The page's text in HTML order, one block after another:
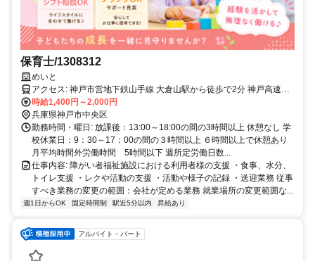
保育士/1308312
めいと
アクセス: 神戸市営地下鉄山手線 大倉山駅から徒歩で2分 神戸高速東
西線 西元町駅から徒歩で8分 神戸高速東西線 高速神戸駅から徒歩で
10分
時給1,400円～2,000円
兵庫県神戸市中央区
勤務時間・曜日: 放課後：13:00～18:00の間の3時間以上 休憩なし 学
校休業日：9：30～17：00の間の３時間以上 ６時間以上で休憩あり
月平均時間外労働時間 5時間以下 週所定労働日数...
仕事内容: 障がい者福祉施設における利用者様の支援 ・食事、水分、
トイレ支援 ・レクや活動の支援 ・活動や様子の記録 ・送迎業務 従事
すべき業務の変更の範囲：会社が定める業務 就業場所の変更範囲な...
週1日からOK 固定時間制 駅近5分以内 昇給あり
アルバイト・パート